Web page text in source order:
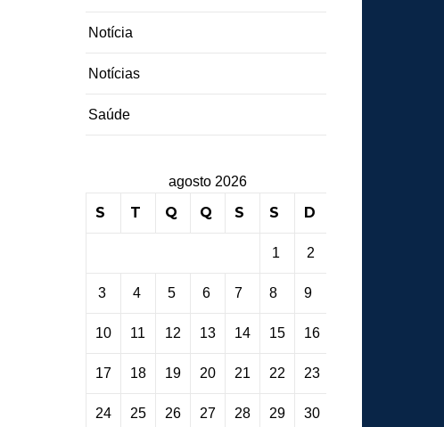
Notícia
Notícias
Saúde
agosto 2026
S T Q Q S S D
1 2
3 4 5 6 7 8 9
10 11 12 13 14 15 16
17 18 19 20 21 22 23
24 25 26 27 28 29 30